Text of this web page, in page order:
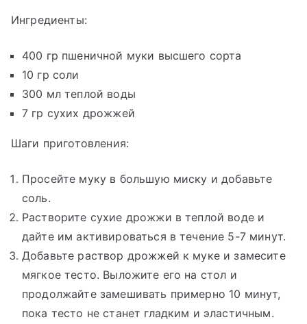
Ингредиенты:
400 гр пшеничной муки высшего сорта
10 гр соли
300 мл теплой воды
7 гр сухих дрожжей
Шаги приготовления:
Просейте муку в большую миску и добавьте
соль.
Растворите сухие дрожжи в теплой воде и
дайте им активироваться в течение 5-7 минут.
Добавьте раствор дрожжей к муке и замесите
мягкое тесто. Выложите его на стол и
продолжайте замешивать примерно 10 минут,
пока тесто не станет гладким и эластичным.